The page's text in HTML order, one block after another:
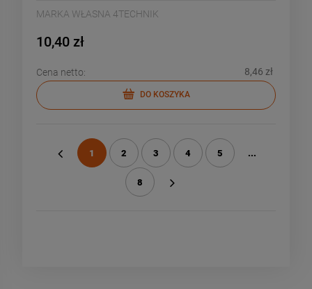
MARKA WŁASNA 4TECHNIK
10,40 zł
Cena netto: 8,46 zł
DO KOSZYKA
1 2 3 4 5 ...
8